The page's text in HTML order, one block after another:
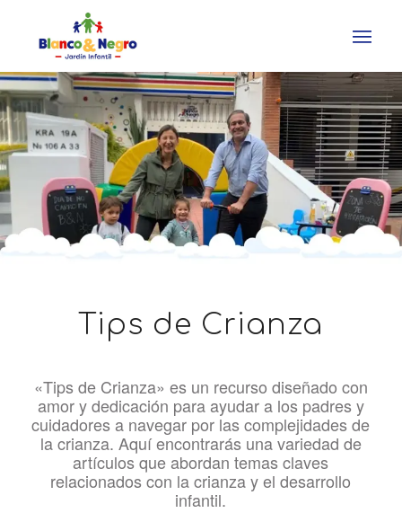
Tips de Crianza
«Tips de Crianza» es un recurso diseñado con
amor y dedicación para ayudar a los padres y
cuidadores a navegar por las complejidades de
la crianza. Aquí encontrarás una variedad de
artículos que abordan temas claves
relacionados con la crianza y el desarrollo
infantil.